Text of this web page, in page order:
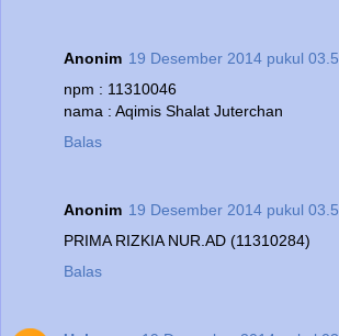
Anonim 19 Desember 2014 pukul
npm : 11310046
nama : Aqimis Shalat Juterchan
Balas
Anonim 19 Desember 2014 pukul
PRIMA RIZKIA NUR.AD (11310284)
Balas